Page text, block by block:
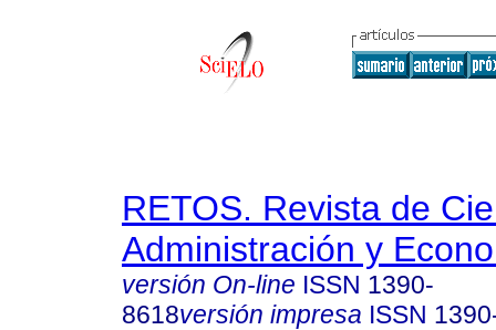
RETOS. Revista de
Administración y
versión On-line ISSN 1390-
8618versión impresa ISSN